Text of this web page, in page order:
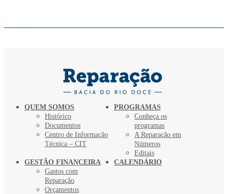
QUEM SOMOS
Histórico
Documentos
Centro de Informação
Técnica – CIT
PROGRAMAS
Conheça os
programas
A Reparação em
Números
Editais
GESTÃO FINANCEIRA
Gastos com
Reparação
Orçamentos
CALENDÁRIO